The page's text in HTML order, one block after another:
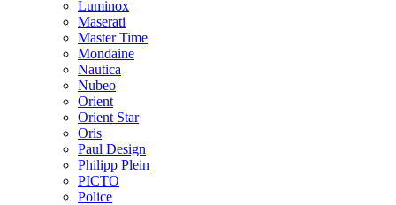
Luminox
Maserati
Master Time
Mondaine
Nautica
Nubeo
Orient
Orient Star
Oris
Paul Design
Philipp Plein
PICTO
Police